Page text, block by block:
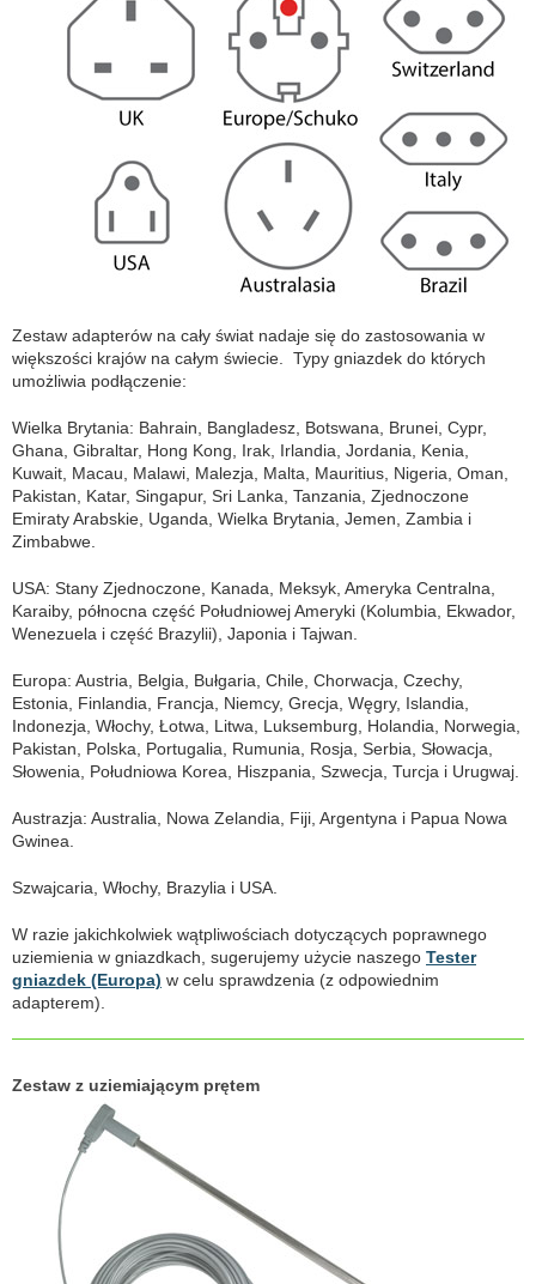
Zestaw adapterów na cały świat nadaje się do zastosowania w
większości krajów na całym świecie. Typy gniazdek do których
umożliwia podłączenie:
Wielka Brytania: Bahrain, Bangladesz, Botswana, Brunei, Cypr,
Ghana, Gibraltar, Hong Kong, Irak, Irlandia, Jordania, Kenia,
Kuwait, Macau, Malawi, Malezja, Malta, Mauritius, Nigeria, Oman,
Pakistan, Katar, Singapur, Sri Lanka, Tanzania, Zjednoczone
Emiraty Arabskie, Uganda, Wielka Brytania, Jemen, Zambia i
Zimbabwe.
USA: Stany Zjednoczone, Kanada, Meksyk, Ameryka Centralna,
Karaiby, północna część Południowej Ameryki (Kolumbia, Ekwador,
Wenezuela i część Brazylii), Japonia i Tajwan.
Europa: Austria, Belgia, Bułgaria, Chile, Chorwacja, Czechy,
Estonia, Finlandia, Francja, Niemcy, Grecja, Węgry, Islandia,
Indonezja, Włochy, Łotwa, Litwa, Luksemburg, Holandia, Norwegia,
Pakistan, Polska, Portugalia, Rumunia, Rosja, Serbia, Słowacja,
Słowenia, Południowa Korea, Hiszpania, Szwecja, Turcja i Urugwaj.
Austrazja: Australia, Nowa Zelandia, Fiji, Argentyna i Papua Nowa
Gwinea.
Szwajcaria, Włochy, Brazylia i USA.
W razie jakichkolwiek wątpliwościach dotyczących poprawnego
uziemienia w gniazdkach, sugerujemy użycie naszego Tester
gniazdek (Europa) w celu sprawdzenia (z odpowiednim
adapterem).
Zestaw z uziemiającym prętem